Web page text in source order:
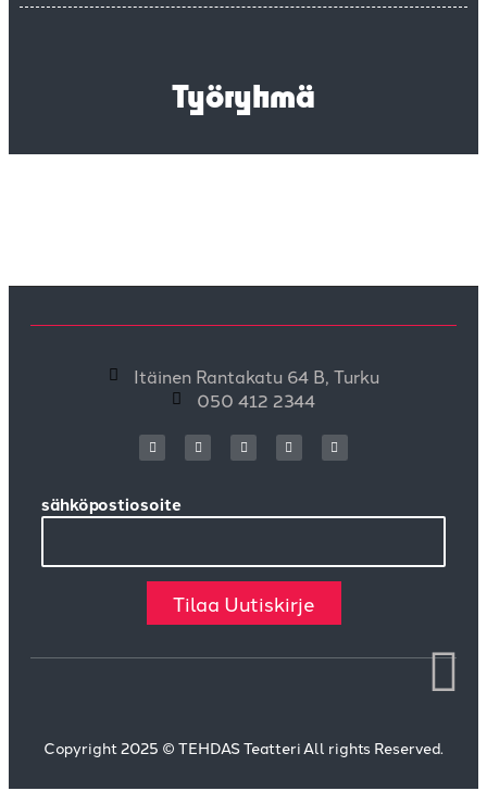
Työryhmä
Itäinen Rantakatu 64 B, Turku
050 412 2344
sähköpostiosoite
Tilaa Uutiskirje
Copyright 2025 © TEHDAS Teatteri All rights Reserved.